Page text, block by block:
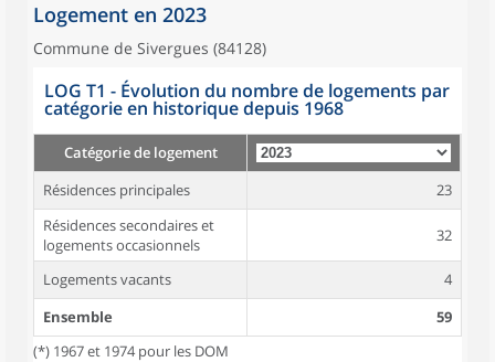
Logement en 2023
Commune de Sivergues (84128)
LOG T1 - Évolution du nombre de logements par
catégorie en historique depuis 1968
Catégorie de logement
Résidences principales
23
Résidences secondaires et
logements occasionnels
32
Logements vacants
4
Ensemble
59
(*) 1967 et 1974 pour les DOM